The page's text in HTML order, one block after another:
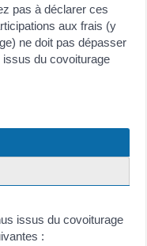
pas à déclarer ces
aux frais (y
ne doit pas dépasser
du covoiturage
issus du covoiturage
: